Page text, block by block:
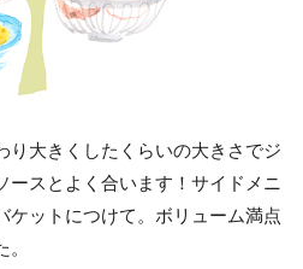
り大きくしたくらいの大きさでジ
ースとよく合います！サイドメニ
ケットにつけて。ボリューム満点